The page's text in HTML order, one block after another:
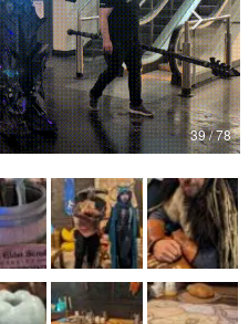
本語
ラスボス」… ゲームにまつわる言葉
、コンピューター文化史研究家・タ
39 / 78